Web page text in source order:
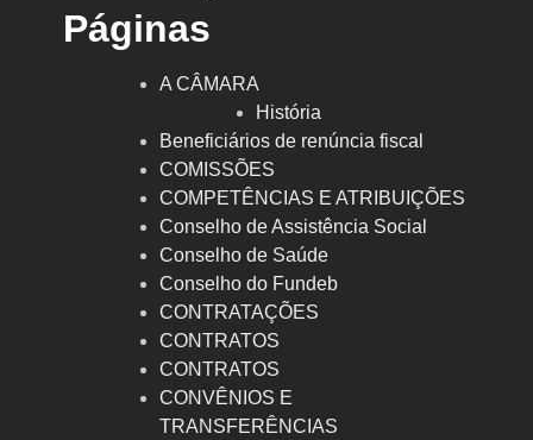
Páginas
A CÂMARA
História
Beneficiários de renúncia fiscal
COMISSÕES
COMPETÊNCIAS E ATRIBUIÇÕES
Conselho de Assistência Social
Conselho de Saúde
Conselho do Fundeb
CONTRATAÇÕES
CONTRATOS
CONTRATOS
CONVÊNIOS E
TRANSFERÊNCIAS